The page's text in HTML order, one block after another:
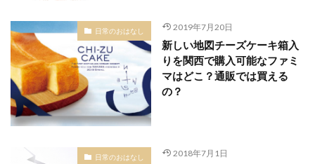
日常のおはなし 2019年7月20日
新しい地図チーズケーキ箱入
りを関西で購入可能なファミ
マはどこ？通販では買える
の？
日常のおはなし 2018年7月1日